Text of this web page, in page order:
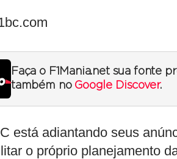
Faça o F1Mania.net sua fonte
também no Google Discover.
está adiantando seus
o próprio planejamento